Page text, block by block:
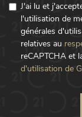
J'ai lu et
l'utilisation de
générales
relatives au
reCAPTCHA et
d'utilisation de